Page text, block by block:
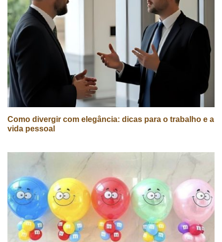
Como divergir com elegância: dicas para o trabalho e a
vida pessoal